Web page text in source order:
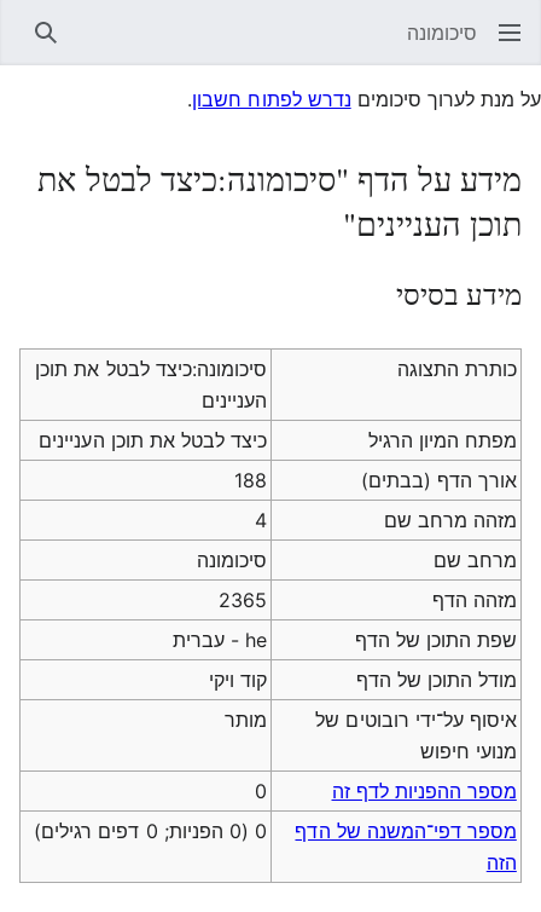
סיכומונה
על מנת לערוך סיכומים נדרש לפתוח חשבון.
מידע על הדף "סיכומונה:כיצד לבטל את
תוכן העניינים"
מידע בסיסי
כותרת התצוגה
סיכומונה:כיצד לבטל את תוכן
העניינים
מפתח המיון הרגיל
כיצד לבטל את תוכן העניינים
אורך הדף (בבתים)
188
מזהה מרחב שם
4
מרחב שם
סיכומונה
מזהה הדף
2365
שפת התוכן של הדף
he - עברית
מודל התוכן של הדף
קוד ויקי
איסוף על־ידי רובוטים של
מנועי חיפוש
מותר
מספר ההפניות לדף זה
0
מספר דפי־המשנה של הדף
הזה
0 (0 הפניות; 0 דפים רגילים)